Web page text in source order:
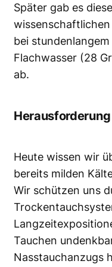
Später gab es
bei
Flachwasser (28
ab.
Heute wissen wir
bereits milden
Wir schützen uns
Tauchen
Nasstauchanzugs